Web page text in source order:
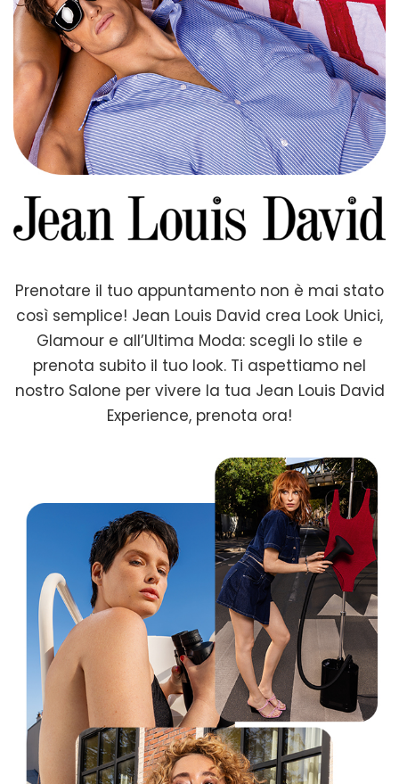
Prenotare il tuo appuntamento non è mai stato
così semplice! Jean Louis David crea Look Unici,
Glamour e all’Ultima Moda: scegli lo stile e
prenota subito il tuo look. Ti aspettiamo nel
nostro Salone per vivere la tua Jean Louis David
Experience, prenota ora!